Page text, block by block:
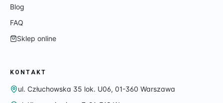
Blog
FAQ
Sklep online
KONTAKT
ul. Człuchowska 35 lok. U06, 01-360 Warszawa